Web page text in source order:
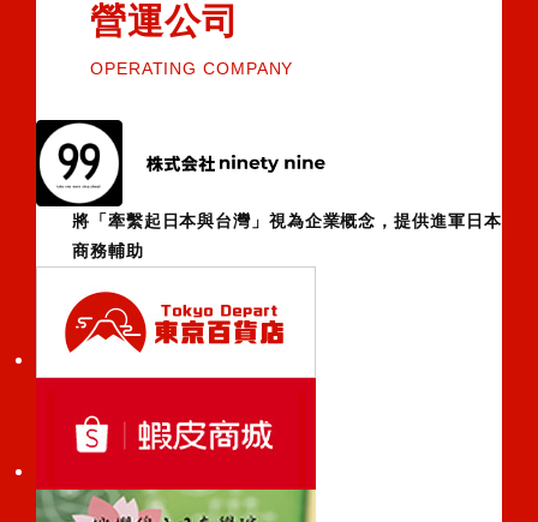
營運公司
OPERATING COMPANY
將「牽繫起日本與台灣」視為企業概念，提供進軍日本
商務輔助